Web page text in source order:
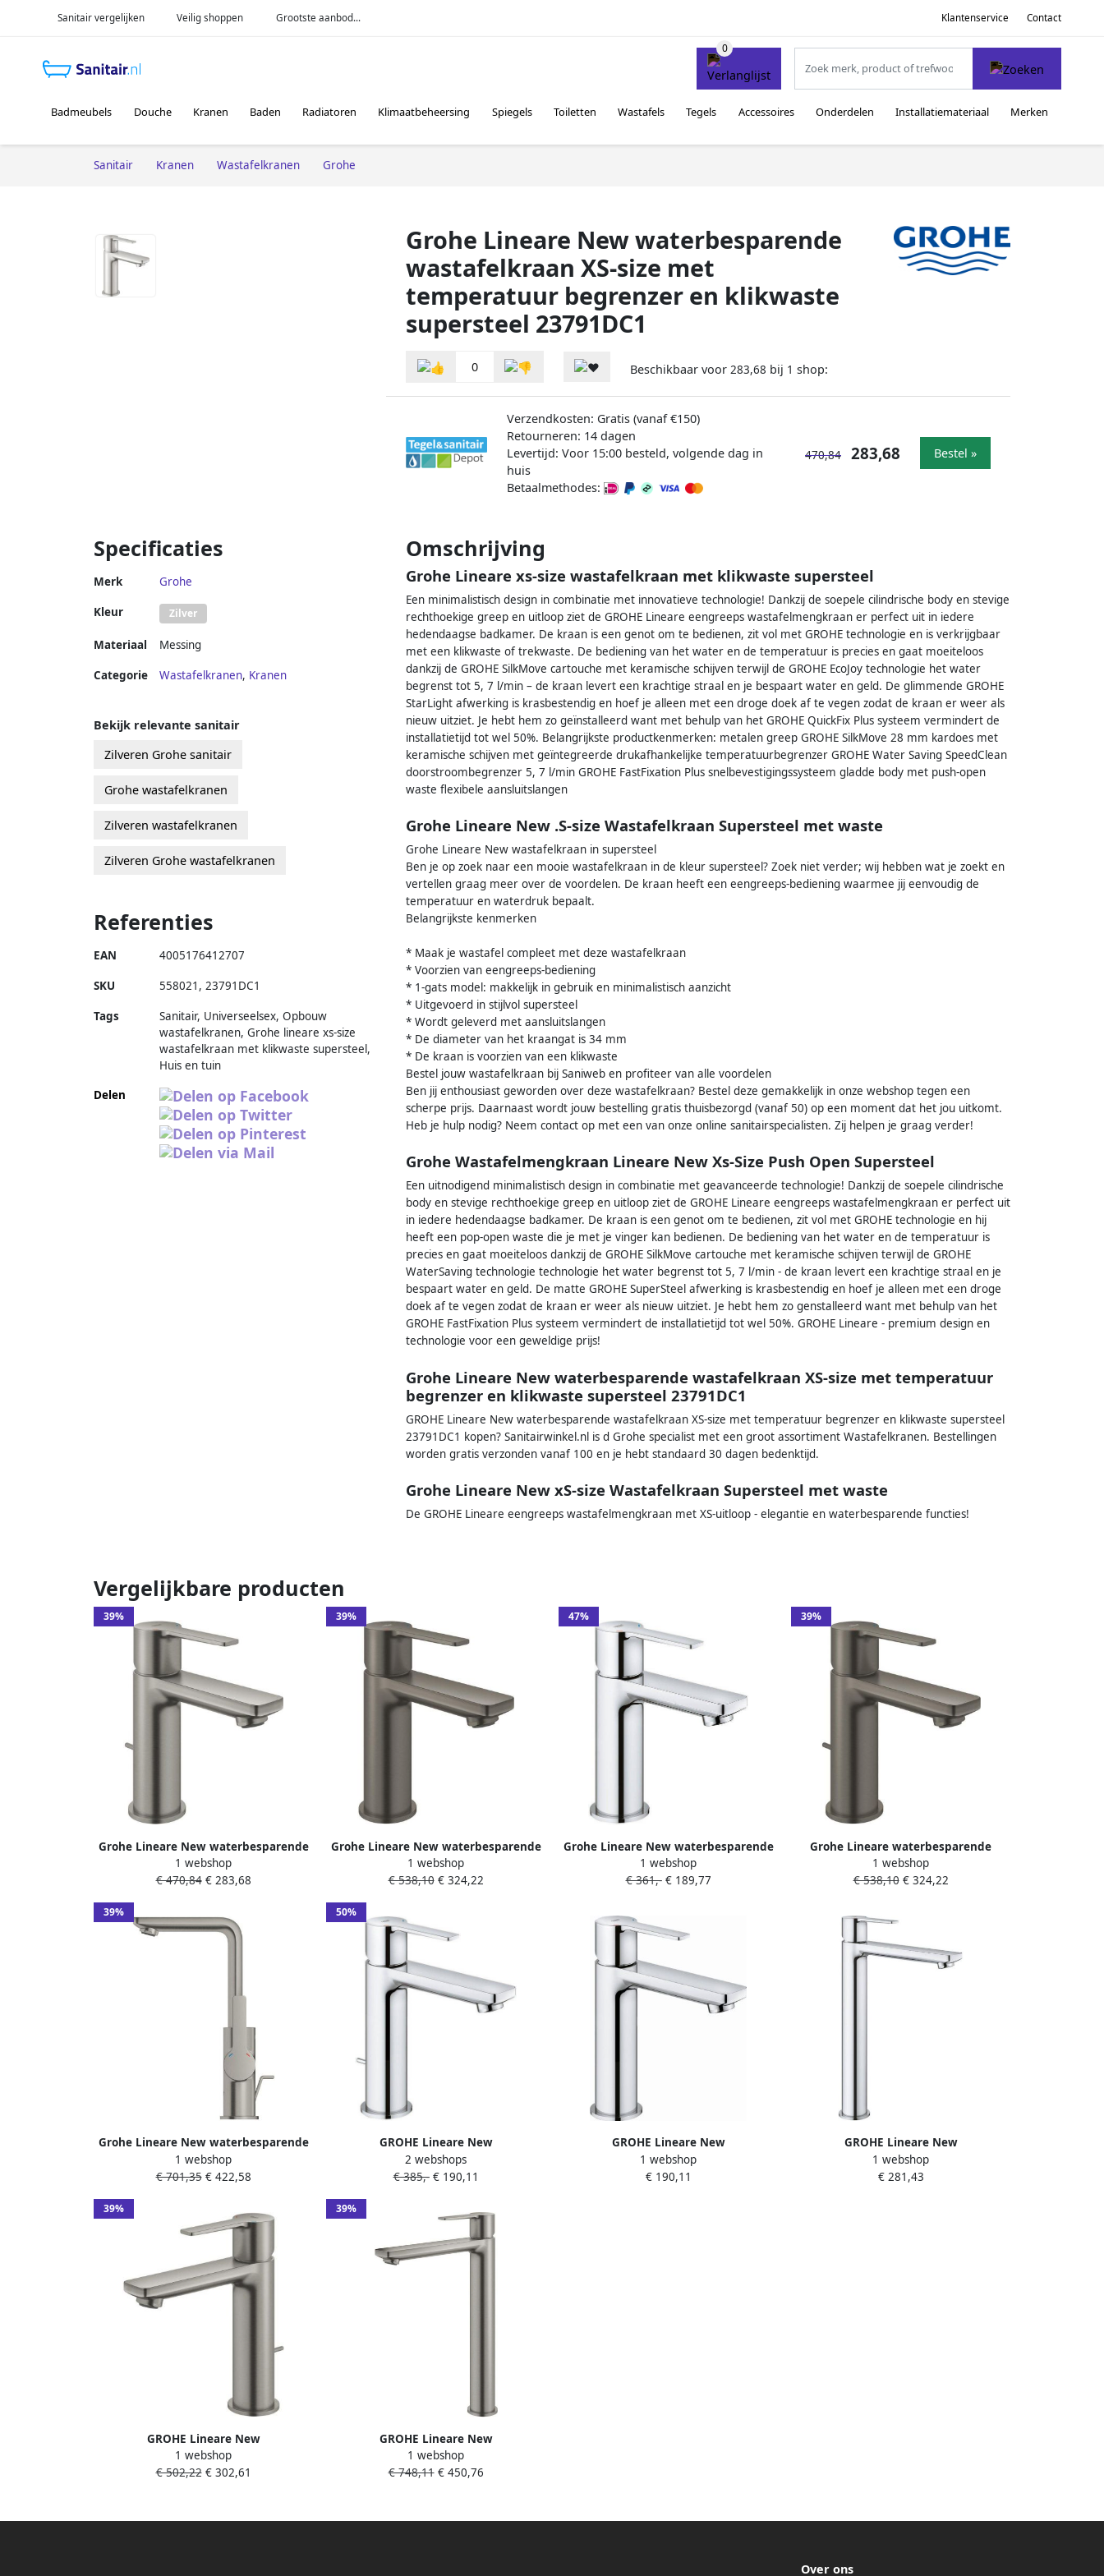
Sanitair vergelijken Veilig shoppen Grootste aanbod... Klantenservice Contact
Badmeubels Douche Kranen Baden Radiatoren Klimaatbeheersing Spiegels Toiletten Wastafels Tegels Accessoires Onderdelen Installatiemateriaal Merken
Sanitair Kranen Wastafelkranen Grohe
Grohe Lineare New waterbesparende
wastafelkraan XS-size met
temperatuur begrenzer en klikwaste
supersteel 23791DC1
0 Beschikbaar voor 283,68 bij 1 shop:
Verzendkosten: Gratis (vanaf €150)
Retourneren: 14 dagen
Levertijd: Voor 15:00 besteld, volgende dag in
huis
Betaalmethodes:
470,84 283,68 Bestel »
Specificaties
Merk Grohe
Kleur Zilver
Materiaal Messing
Categorie Wastafelkranen, Kranen
Omschrijving
Grohe Lineare xs-size wastafelkraan met klikwaste supersteel
Een minimalistisch design in combinatie met innovatieve technologie! Dankzij de soepele cilindrische body en stevige
rechthoekige greep en uitloop ziet de GROHE Lineare eengreeps wastafelmengkraan er perfect uit in iedere
hedendaagse badkamer. De kraan is een genot om te bedienen, zit vol met GROHE technologie en is verkrijgbaar
met een klikwaste of trekwaste. De bediening van het water en de temperatuur is precies en gaat moeiteloos
dankzij de GROHE SilkMove cartouche met keramische schijven terwijl de GROHE EcoJoy technologie het water
begrenst tot 5, 7 l/min – de kraan levert een krachtige straal en je bespaart water en geld. De glimmende GROHE
StarLight afwerking is krasbestendig en hoef je alleen met een droge doek af te vegen zodat de kraan er weer als
nieuw uitziet. Je hebt hem zo geïnstalleerd want met behulp van het GROHE QuickFix Plus systeem vermindert de
installatietijd tot wel 50%. Belangrijkste productkenmerken: metalen greep GROHE SilkMove 28 mm kardoes met
keramische schijven met geïntegreerde drukafhankelijke temperatuurbegrenzer GROHE Water Saving SpeedClean
doorstroombegrenzer 5, 7 l/min GROHE FastFixation Plus snelbevestigingssysteem gladde body met push-open
waste flexibele aansluitslangen
Grohe Lineare New .S-size Wastafelkraan Supersteel met waste
Grohe Lineare New wastafelkraan in supersteel
Ben je op zoek naar een mooie wastafelkraan in de kleur supersteel? Zoek niet verder; wij hebben wat je zoekt en
vertellen graag meer over de voordelen. De kraan heeft een eengreeps-bediening waarmee jij eenvoudig de
temperatuur en waterdruk bepaalt.
Belangrijkste kenmerken
* Maak je wastafel compleet met deze wastafelkraan
* Voorzien van eengreeps-bediening
* 1-gats model: makkelijk in gebruik en minimalistisch aanzicht
* Uitgevoerd in stijlvol supersteel
* Wordt geleverd met aansluitslangen
* De diameter van het kraangat is 34 mm
* De kraan is voorzien van een klikwaste
Bestel jouw wastafelkraan bij Saniweb en profiteer van alle voordelen
Ben jij enthousiast geworden over deze wastafelkraan? Bestel deze gemakkelijk in onze webshop tegen een
scherpe prijs. Daarnaast wordt jouw bestelling gratis thuisbezorgd (vanaf 50) op een moment dat het jou uitkomt.
Heb je hulp nodig? Neem contact op met een van onze online sanitairspecialisten. Zij helpen je graag verder!
Grohe Wastafelmengkraan Lineare New Xs-Size Push Open Supersteel
Een uitnodigend minimalistisch design in combinatie met geavanceerde technologie! Dankzij de soepele cilindrische
body en stevige rechthoekige greep en uitloop ziet de GROHE Lineare eengreeps wastafelmengkraan er perfect uit
in iedere hedendaagse badkamer. De kraan is een genot om te bedienen, zit vol met GROHE technologie en hij
heeft een pop-open waste die je met je vinger kan bedienen. De bediening van het water en de temperatuur is
precies en gaat moeiteloos dankzij de GROHE SilkMove cartouche met keramische schijven terwijl de GROHE
WaterSaving technologie technologie het water begrenst tot 5, 7 l/min - de kraan levert een krachtige straal en je
bespaart water en geld. De matte GROHE SuperSteel afwerking is krasbestendig en hoef je alleen met een droge
doek af te vegen zodat de kraan er weer als nieuw uitziet. Je hebt hem zo genstalleerd want met behulp van het
GROHE FastFixation Plus systeem vermindert de installatietijd tot wel 50%. GROHE Lineare - premium design en
technologie voor een geweldige prijs!
Grohe Lineare New waterbesparende wastafelkraan XS-size met temperatuur
begrenzer en klikwaste supersteel 23791DC1
GROHE Lineare New waterbesparende wastafelkraan XS-size met temperatuur begrenzer en klikwaste supersteel
23791DC1 kopen? Sanitairwinkel.nl is d Grohe specialist met een groot assortiment Wastafelkranen. Bestellingen
worden gratis verzonden vanaf 100 en je hebt standaard 30 dagen bedenktijd.
Grohe Lineare New xS-size Wastafelkraan Supersteel met waste
De GROHE Lineare eengreeps wastafelmengkraan met XS-uitloop - elegantie en waterbesparende functies!
Bekijk relevante sanitair
Zilveren Grohe sanitair
Grohe wastafelkranen
Zilveren wastafelkranen
Zilveren Grohe wastafelkranen
Referenties
EAN 4005176412707
SKU 558021 , 23791DC1
Tags
Sanitair, Universeelsex, Opbouw
wastafelkranen, Grohe lineare xs-size
wastafelkraan met klikwaste supersteel,
Huis en tuin
Delen
Vergelijkbare producten
39%
Grohe Lineare New waterbesparende
wastafelkraan XS-size met waste
supersteel 32109DC1
1 webshop
€ 470,84€ 283,68
39%
Grohe Lineare New waterbesparende
wastafelkraan XS-size met
temperatuur begrenzer en klikwaste
1 webshop
€ 538,10€ 324,22
47%
Grohe Lineare New waterbesparende
wastafelkraan XS-size met
temperatuur begrenzer en klikwaste
1 webshop
€ 361,-€ 189,77
39%
Grohe Lineare waterbesparende
wastafelkraan xs-size met waste
brushed hard graphite 32109AL1
1 webshop
€ 538,10€ 324,22
39%
Grohe Lineare New waterbesparende
wastafelkraan L-size met waste met
draaibare gegoten uitloop supersteel
1 webshop
€ 701,35€ 422,58
50%
GROHE Lineare New
Wastafelmengkraan S-size trekwaste
eengreeps 1-gats 180mm hoogte
2 webshops
€ 385,-€ 190,11
GROHE Lineare New
Wastafelmengkraan S-size PO waste
eengreeps 1-gats 180mm hoogte glad
1 webshop
€ 190,11
GROHE Lineare New
Wastafelmengkraan XL-size eengreeps
1-gats 313mm hoogte glad 181mm
1 webshop
€ 281,43
39%
GROHE Lineare New
Wastafelmengkraan S size trekwaste
eengreeps 1 gats 180mm hoogte
1 webshop
€ 502,22€ 302,61
39%
GROHE Lineare New
Wastafelmengkraan XL-size eengreeps
1-gats 313mm hoogte glad 181mm
1 webshop
€ 748,11€ 450,76
Over ons